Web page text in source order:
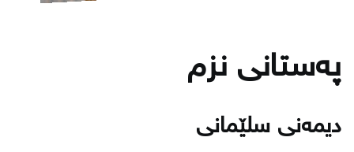
پەستانی نزم
دیمەنی سلێمانی